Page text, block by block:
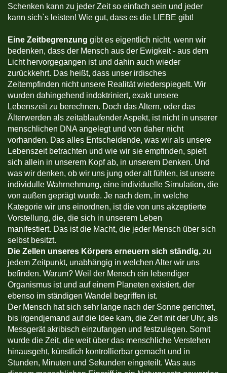
Schenken kann zu jeder Zeit so einfach sein und jeder
kann sich`s leisten! Wie gut, dass es die LIEBE gibt!
Eine Zeitbegrenzung gibt es eigentlich nicht, wenn wir
bedenken, dass der Mensch aus der Ewigkeit - aus dem
Licht hervorgegangen ist und dahin auch wieder
zurückkehrt. Das heißt, dass unser irdisches
Zeitempfinden nicht unsere Realität wiederspiegelt. Wir
wurden dahingehend indoktriniert, exakt unsere
Lebenszeit zu berechnen. Doch das Altern, oder das
Älterwerden als zeitablaufender Aspekt, ist nicht in unserer
menschlichen DNA angelegt und von daher nicht
vorhanden. Das alles Entscheidende, was wir als unsere
Lebenszeit betrachten und wie wir sie empfinden, spielt
sich allein in unserem Kopf ab, in unserem Denken. Und
was wir denken, ob wir uns jung oder alt fühlen, ist unsere
individulle Wahrnehmung, eine individuelle Simulation, die
von außen geprägt wurde. Je nach dem, in welche
Kategorie wir uns einordnen, ist die von uns akzeptierte
Vorstellung, die, die sich in unserem Leben
manifestiert. Das ist die Macht, die jeder Mensch über sich
selbst besitzt.
Die Zellen unseres Körpers erneuern sich ständig, zu
jedem Zeitpunkt, unabhängig in welchen Alter wir uns
befinden. Warum? Weil der Mensch ein lebendiger
Organismus ist und auf einem Planeten existiert, der
ebenso im ständigen Wandel begriffen ist.
Der Mensch hat sich sehr lange nach der Sonne gerichtet,
bis irgendjemand auf die Idee kam, die Zeit mit der Uhr, als
Messgerät akribisch einzufangen und festzulegen. Somit
wurde die Zeit, die weit über das menschliche Verstehen
hinausgeht, künstlich kontrollierbar gemacht und in
Stunden, Minuten und Sekunden eingeteilt. Was aus